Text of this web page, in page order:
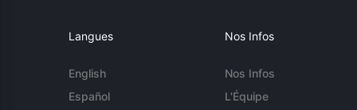
Langues
English
Español
Nos Infos
Nos Infos
L'Équipe